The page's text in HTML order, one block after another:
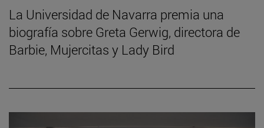
La Universidad de Navarra premia una
biografía sobre Greta Gerwig, directora de
Barbie, Mujercitas y Lady Bird